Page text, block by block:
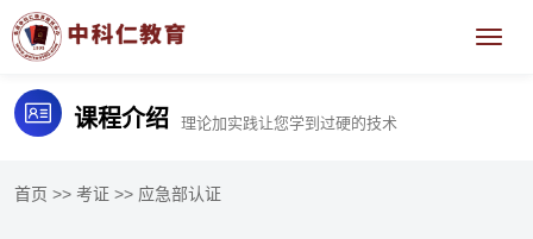
课程介绍 理论加实践让您学到过硬的技术
首页 >> 考证 >> 应急部认证